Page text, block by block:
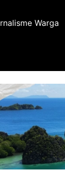
Warga